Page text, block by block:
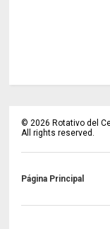
© 2026 Rotativo del
All rights reserved.
Página Principal